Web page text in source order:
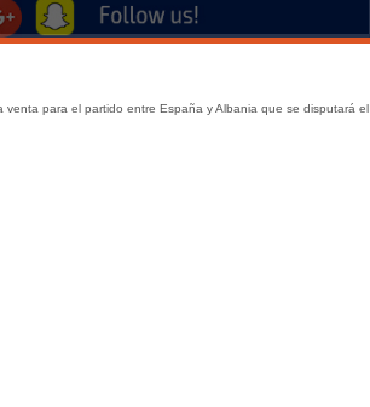
para el partido entre España y Albania que se disputará el